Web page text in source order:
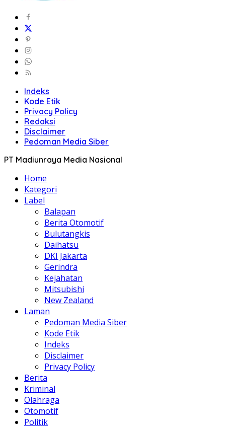
Indeks
Kode Etik
Privacy Policy
Redaksi
Disclaimer
Pedoman Media Siber
PT Madiunraya Media Nasional
Home
Kategori
Label
Balapan
Berita Otomotif
Bulutangkis
Daihatsu
DKI Jakarta
Gerindra
Kejahatan
Mitsubishi
New Zealand
Laman
Pedoman Media Siber
Kode Etik
Indeks
Disclaimer
Privacy Policy
Berita
Kriminal
Olahraga
Otomotif
Politik